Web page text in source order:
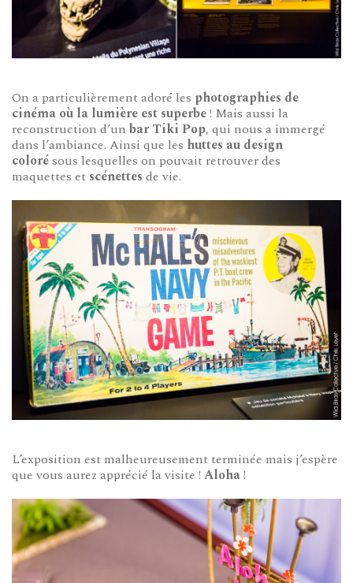
On a particulièrement adoré les photographies de
cinéma où la lumière est superbe! Mais aussi la
reconstruction d’un bar Tiki Pop, qui nous a immergé
dans l’ambiance. Ainsi que les huttes au design
colorésous lesquelles on pouvait retrouver des
maquettes et scénettes de vie.
L’exposition est malheureusement terminée mais j’espère
que vous aurez apprécié la visite ! Aloha!